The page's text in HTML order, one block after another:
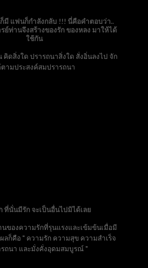
มี แฟนก็กำลังกลับ !!! นี่คือคำตอบว่า..
ย์ท่านจึงสร้างของรัก ของหลง มาให้ได้
ใช้กัน
คิดสิ่งใด ปรารถนาสิ่งใด สั่งอิ่นลงไป จัก
ามประสงค์สมปรารถนา
ที่นั่นมีรัก จะเป็นอื่นไปมิได้เลย
ของความรักที่รุนแรงและเข้มข้นเมื่อมี
ลก็คือ " ความรัก ความสุข ความสำเร็จ
ถนา และมั่งคั่งอุดมสมบูรณ์ "